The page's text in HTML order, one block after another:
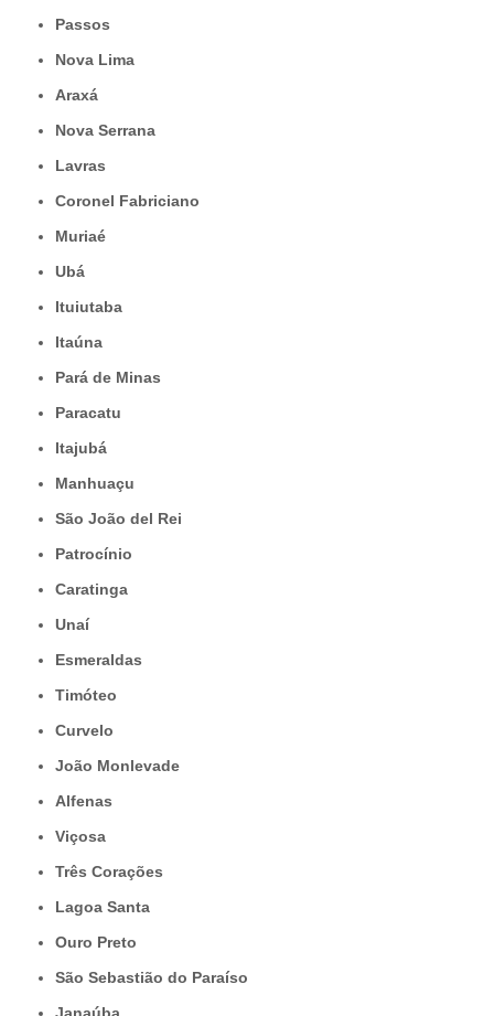
Passos
Nova Lima
Araxá
Nova Serrana
Lavras
Coronel Fabriciano
Muriaé
Ubá
Ituiutaba
Itaúna
Pará de Minas
Paracatu
Itajubá
Manhuaçu
São João del Rei
Patrocínio
Caratinga
Unaí
Esmeraldas
Timóteo
Curvelo
João Monlevade
Alfenas
Viçosa
Três Corações
Lagoa Santa
Ouro Preto
São Sebastião do Paraíso